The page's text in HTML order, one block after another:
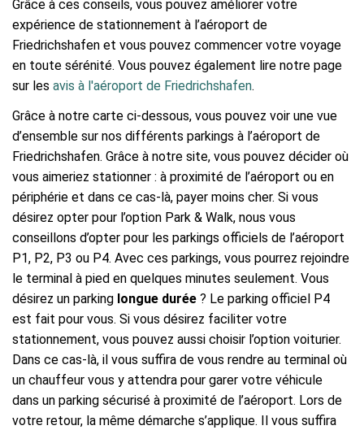
Grâce à ces conseils, vous pouvez améliorer votre
expérience de stationnement à l’aéroport de
Friedrichshafen et vous pouvez commencer votre voyage
en toute sérénité. Vous pouvez également lire notre page
sur les avis à l'aéroport de Friedrichshafen.
Grâce à notre carte ci-dessous, vous pouvez voir une vue
d’ensemble sur nos différents parkings à l’aéroport de
Friedrichshafen. Grâce à notre site, vous pouvez décider où
vous aimeriez stationner : à proximité de l’aéroport ou en
périphérie et dans ce cas-là, payer moins cher. Si vous
désirez opter pour l’option Park & Walk, nous vous
conseillons d’opter pour les parkings officiels de l’aéroport
P1, P2, P3 ou P4. Avec ces parkings, vous pourrez rejoindre
le terminal à pied en quelques minutes seulement. Vous
désirez un parking longue durée ? Le parking officiel P4
est fait pour vous. Si vous désirez faciliter votre
stationnement, vous pouvez aussi choisir l’option voiturier.
Dans ce cas-là, il vous suffira de vous rendre au terminal où
un chauffeur vous y attendra pour garer votre véhicule
dans un parking sécurisé à proximité de l’aéroport. Lors de
votre retour, la même démarche s’applique. Il vous suffira